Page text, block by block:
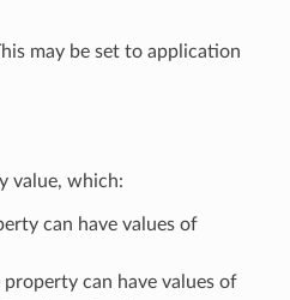
may be set to application
value, which:
can have values of
can have values of